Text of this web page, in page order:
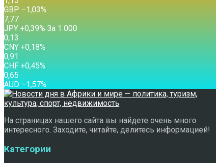
GBP –1,03%
7,77
JPY +0,39% За 1 000
0,13
CNY +0,18%
0,91
CHF +0,45%
0,65
AUD –1,57%
На страницах нашего сайта вы найдете очень много
интересного. Заходите, читайте, делитесь информацией!
Категории